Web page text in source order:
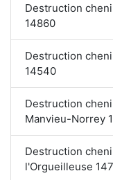
Destruction
14860
Destruction
14540
Destruction
Manvieu-Norrey
Destruction
l'Orgueilleuse